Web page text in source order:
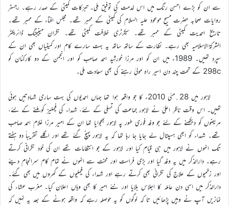
سے ان کو بڑے احسن رنگ میں اس خدمت کی توفیق ملی۔ تبرّکات کمیٹی کے صدر رہے۔ رجسٹر
روایات صحابہ حضرت مسیح موعود علیہ السلام کی کمیٹی کے ممبر تھے۔ مجلس افتاء کے ممبر تھے۔
تاریخ احمدیت کمیٹی کے ممبر تھے۔ سیکرٹری خلافت کمیٹی تھے۔ نگران مینیجنگ ڈائریکٹر
الشرکۃالاسلامیہ بھی رہے۔ نظارت کے ساتھ ساتھ یہ بہت سارے کام اور کمیٹیاں بھی ان کے
سپرد تھیں۔ 1989ء میں ان کو اور مرزا خورشید احمد صاحب کو اور انجمن کے دو کارکنان کو
298c کے تحت چند دن اسیر راہِ مولیٰ رہنے کی بھی سعادت ملی۔
لاہور میں 28؍مئی 2010ء کا جو واقعہ ہوا تھا جہاں احمدیوں کی بہت ساری شہادتیں ہوئی
تھیں۔ اس وقت ناظر اعلیٰ نے لاہور جماعت کی تسلی کے لئے، شہداء کی فیملیز کو ملنے کے لئے،
مریضوں کو دیکھنے کے لئے جو وفد فوری طور پہ لاہور بھجوایا تھا ان کے امیر مرزا غلام احمد صاحب
تھے۔ شہداء کو ابھی ہسپتال لے جایا جا رہا تھا کہ یہ لاہور پہنچ گئے تھے اور اگلے تقریباً دو ہفتے
تک انہوں نے لاہور میں ہی قیام کیا اور لاہور کے جو انتظامات تھے ان کی خود نگرانی کرتے
رہے۔ دارالذکر میں یہ وفد گیا اور بڑی فراست اور محنت سے انہوں نے تمام کام سرانجام دیئے
اور زخمیوں کے علاج کی نگرانی بھی کرتے رہے اور شہداء کی فیملیوں کے گھروں میں بھی گئے۔
دارالذکر میں اسی دن عاملہ کا اجلاس بلایا اور نئے امیر کا بھی وہاں اعلان کیا۔ مغرب عشاء کی
نمازیں آپ نے وہیں پڑھائیں تا کہ لوگوں کو یہ حوصلہ رہے کہ واقعہ ہونے کے بعد یہ نہیں کہ